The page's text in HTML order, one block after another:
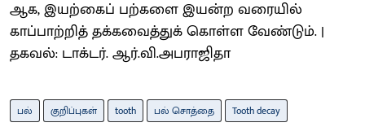
ஆக, இயற்கைப் பற்களை இயன்ற வரையில்
காப்பாற்றித் தக்கவைத்துக் கொள்ள வேண்டும். |
தகவல்: டாக்டர். ஆர்.வி.அபராஜிதா
பல் குறிப்புகள் tooth பல் சொத்தை Tooth decay